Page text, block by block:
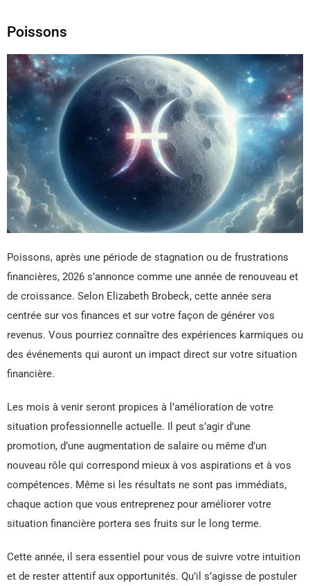
Poissons
Poissons, après une période de stagnation ou de frustrations
financières, 2026 s’annonce comme une année de renouveau et
de croissance. Selon Elizabeth Brobeck, cette année sera
centrée sur vos finances et sur votre façon de générer vos
revenus. Vous pourriez connaître des expériences karmiques ou
des événements qui auront un impact direct sur votre situation
financière.
Les mois à venir seront propices à l’amélioration de votre
situation professionnelle actuelle. Il peut s’agir d’une
promotion, d’une augmentation de salaire ou même d’un
nouveau rôle qui correspond mieux à vos aspirations et à vos
compétences. Même si les résultats ne sont pas immédiats,
chaque action que vous entreprenez pour améliorer votre
situation financière portera ses fruits sur le long terme.
Cette année, il sera essentiel pour vous de suivre votre intuition
et de rester attentif aux opportunités. Qu’il s’agisse de postuler